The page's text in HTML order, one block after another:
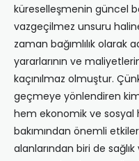
küreselleşmenin güncel
vazgeçilmez unsuru
zaman bağımlılık olarak
yararlarının ve
kaçınılmaz olmuştur.
geçmeye yönlendiren
hem ekonomik ve sosyal
bakımından önemli
alanlarından biri de